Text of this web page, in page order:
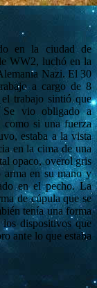
en la ciudad de
WW2, luchó en la
Nazi. El 30
a cargo de 8
el trabajo sintió que
Se vio obligado a
como si una fuerza
estaba a la vista
en la cima de una
opaco, overol gris
en su mano y
en el pecho.La
de cúpula que se
tenía una forma
dispositivos que
ante lo que estaba